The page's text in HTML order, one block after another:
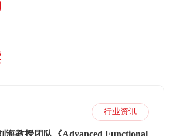
行业资讯
海教授团队《Advanced Functional